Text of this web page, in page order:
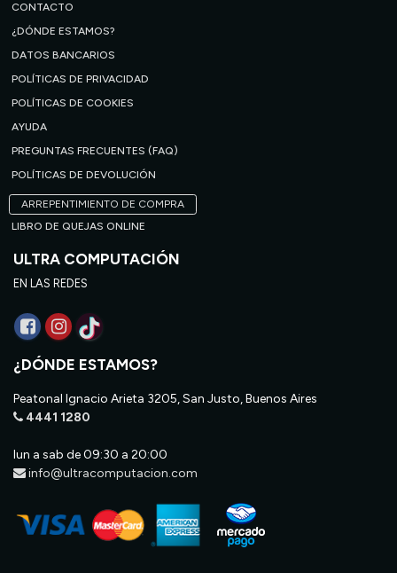
CONTACTO
¿DÓNDE ESTAMOS?
DATOS BANCARIOS
POLÍTICAS DE PRIVACIDAD
POLÍTICAS DE COOKIES
AYUDA
PREGUNTAS FRECUENTES (FAQ)
POLÍTICAS DE DEVOLUCIÓN
ARREPENTIMIENTO DE COMPRA
LIBRO DE QUEJAS ONLINE
ULTRA COMPUTACIÓN
EN LAS REDES
¿DÓNDE ESTAMOS?
Peatonal Ignacio Arieta 3205, San Justo, Buenos Aires
4441 1280
lun a sab de 09:30 a 20:00
info@ultracomputacion.com